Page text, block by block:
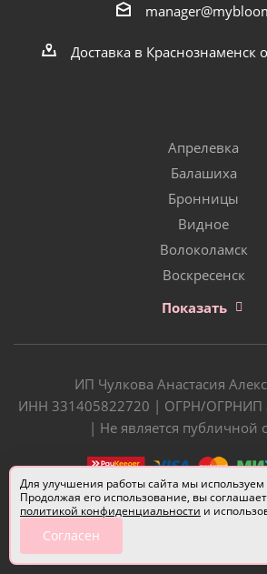
Доставка в Краснознаменск
Апрелевка
Балашиха
Бронницы
Видное
Волоколамск
Воскресенск
Показать
ИП Чулкова Анастасия
ИНН 331405822720 | ОГРН/ОГРНИП
| Не является публичной
Разработчик сайта —
Для улучшения работы сайта мы
Продолжая его использование, вы
политикой конфиденциальности и
Согласен